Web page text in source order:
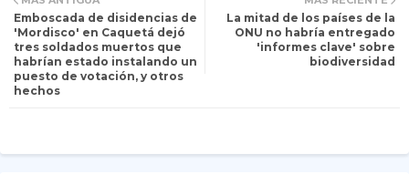
itt ats
La mitad de los países de la
ONU no habría entregado
'informes clave' sobre
biodiversidad
Emboscada de disidencias de
'Mordisco' en Caquetá dejó
tres soldados muertos que
habrían estado instalando un
puesto de votación, y otros
hechos